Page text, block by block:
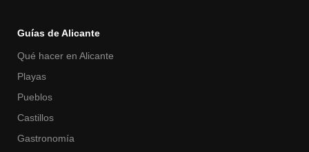
Guías de Alicante
Qué hacer en Alicante
Playas
Pueblos
Castillos
Gastronomía